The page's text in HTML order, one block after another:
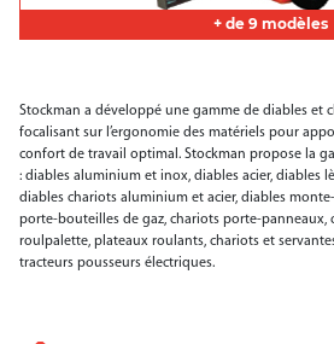
+ de 9 modèles
Stockman a développé une gamme de diables et
focalisant sur l’ergonomie des matériels pour
confort de travail optimal. Stockman propose la
: diables aluminium et inox, diables acier, diables
diables chariots aluminium et acier, diables
porte-bouteilles de gaz, chariots porte-panneaux,
roulpalette, plateaux roulants, chariots et
tracteurs pousseurs électriques.